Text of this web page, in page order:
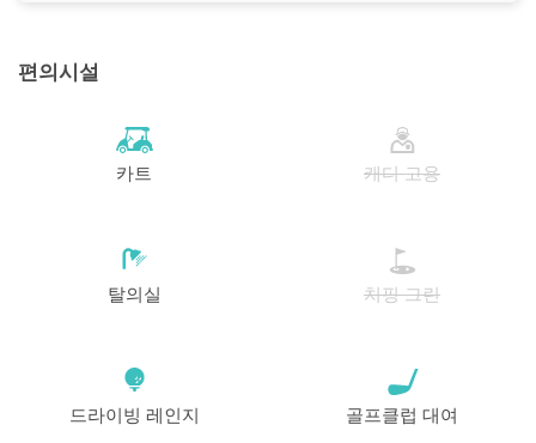
편의시설
카트 캐디 고용
탈의실 치핑 그린
드라이빙 레인지 골프클럽 대여